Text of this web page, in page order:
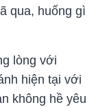
qua, huống gì
lòng với
hiện tại với
không hề yêu